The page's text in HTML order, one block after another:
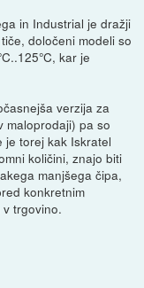
in Industrial je dražji
določeni modeli so
kar je
verzija za
maloprodaji) pa so
je torej kak Iskratel
količini, znajo biti
manjšega čipa,
konkretnim
trgovino.